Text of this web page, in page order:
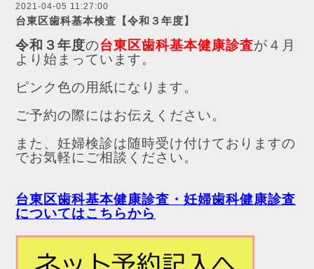
2021-04-05 11:27:00
台東区歯科基本検査【令和３年度】
令和３年度の台東区歯科基本健康診査が４月
より始まっています。
ピンク色の用紙になります。
ご予約の際にはお伝えください。
また、妊婦検診は随時受け付けておりますの
でお気軽にご相談ください。
台東区歯科基本健康診査・妊婦歯科健康診査
についてはこちらから